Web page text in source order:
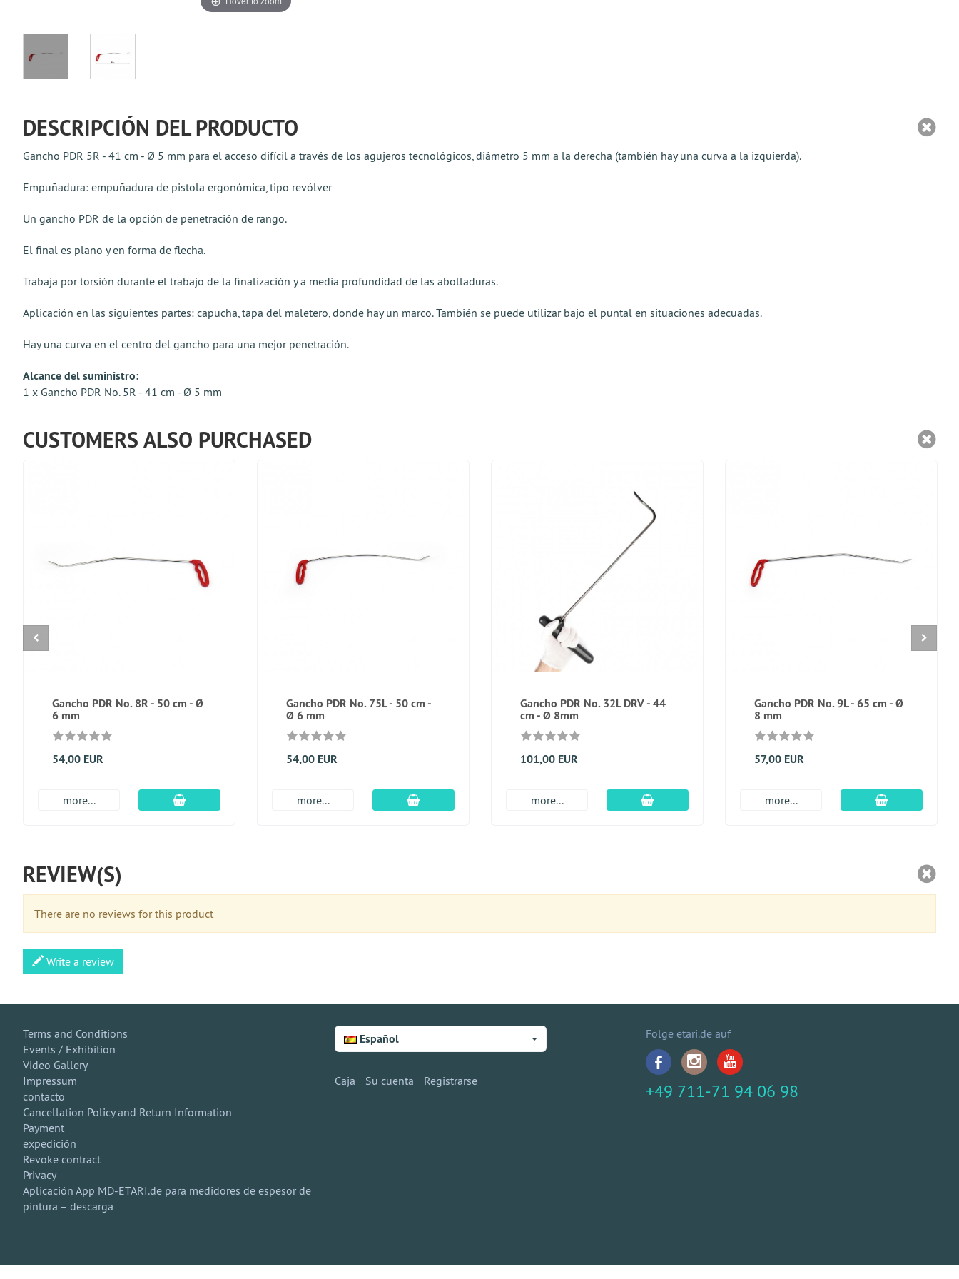
DESCRIPCIÓN DEL PRODUCTO
Gancho PDR 5R - 41 cm - Ø 5 mm para el acceso difícil a través de los agujeros tecnológicos, diámetro 5 mm a la derecha (también hay una curva a la izquierda).
Empuñadura: empuñadura de pistola ergonómica, tipo revólver
Un gancho PDR de la opción de penetración de rango.
El final es plano y en forma de flecha.
Trabaja por torsión durante el trabajo de la finalización y a media profundidad de las abolladuras.
Aplicación en las siguientes partes: capucha, tapa del maletero, donde hay un marco. También se puede utilizar bajo el puntal en situaciones adecuadas.
Hay una curva en el centro del gancho para una mejor penetración.
Alcance del suministro:
1 x Gancho PDR No. 5R - 41 cm - Ø 5 mm
CUSTOMERS ALSO PURCHASED
Gancho PDR No. 8R - 50 cm - Ø
6 mm
54,00 EUR
more... En el carro de compras
Gancho PDR No. 75L - 50 cm -
Ø 6 mm
54,00 EUR
more... En el carro de compras
Gancho PDR No. 32L DRV - 44
cm - Ø 8mm
101,00 EUR
more... En el carro de compras
Gancho PDR No. 9L - 65 cm - Ø
8 mm
57,00 EUR
more... En el carro de
REVIEW(S)
There are no reviews for this product
Write a review
Terms and Conditions
Events / Exhibition
Video Gallery
Impressum
contacto
Cancellation Policy and Return Information
Payment
expedición
Revoke contract
Privacy
Aplicación App MD-ETARI.de para medidores de espesor de
pintura – descarga
Español
Caja Su cuenta Registrarse
Folge etari.de auf
+49 711-71 94 06 98